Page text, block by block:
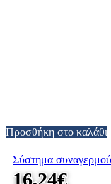
Προσθήκη στο καλάθι
Σύστημα
16,24€